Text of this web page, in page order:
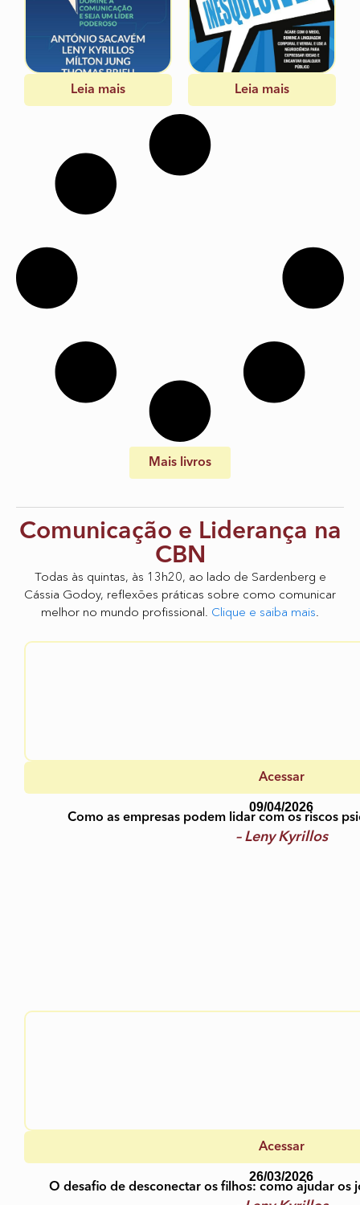
Leia mais Leia mais
Mais livros
Comunicação e Liderança na
CBN
Todas às quintas, às 13h20, ao lado de Sardenberg e
Cássia Godoy, reflexões práticas sobre como comunicar
melhor no mundo profissional. Clique e saiba mais.
Acessar
09/04/2026
Como as empresas podem lidar com os riscos
– Leny Kyrillos
Acessar
26/03/2026
O desafio de desconectar os filhos: como ajudar os